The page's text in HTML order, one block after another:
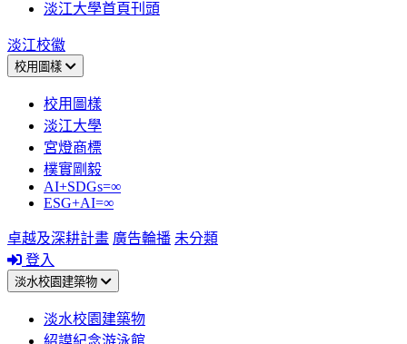
淡江大學首頁刊頭
淡江校徽
校用圖樣
校用圖樣
淡江大學
宮燈商標
樸實剛毅
AI+SDGs=∞
ESG+AI=∞
卓越及深耕計畫 廣告輪播 未分類
登入
淡水校園建築物
淡水校園建築物
紹謨紀念游泳館